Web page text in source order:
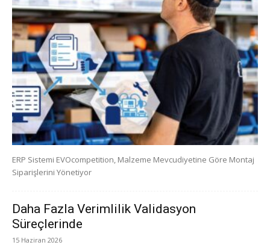
ERP Sistemi EVOcompetition, Malzeme Mevcudiyetine Göre Montaj
Siparişlerini Yönetiyor
Daha Fazla Verimlilik Validasyon
Süreçlerinde
15 Haziran 2026